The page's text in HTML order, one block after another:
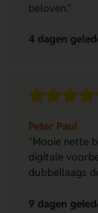
beloven."
4 dagen
Peter Paul
"Mooie nette
digitale
dubbellaags
9 dagen